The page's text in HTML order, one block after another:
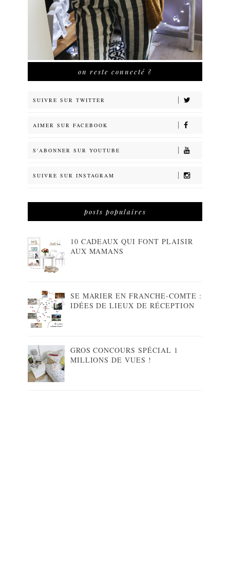
on reste connecté ?
SUIVRE SUR TWITTER
AIMER SUR FACEBOOK
S'ABONNER SUR YOUTUBE
SUIVRE SUR INSTAGRAM
posts populaires
10 CADEAUX QUI FONT PLAISIR
AUX MAMANS
SE MARIER EN FRANCHE-COMTE :
IDÉES DE LIEUX DE RÉCEPTION
GROS CONCOURS SPÉCIAL 1
MILLIONS DE VUES !